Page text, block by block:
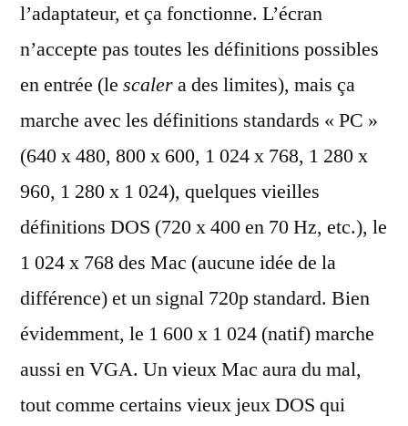
l’adaptateur, et ça fonctionne. L’écran
n’accepte pas toutes les définitions possibles
en entrée (le scalera des limites), mais ça
marche avec les définitions standards « PC »
(640 x 480, 800 x 600, 1 024 x 768, 1 280 x
960, 1 280 x 1 024), quelques vieilles
définitions DOS (720 x 400 en 70 Hz, etc.), le
1 024 x 768 des Mac (aucune idée de la
différence) et un signal 720p standard. Bien
évidemment, le 1 600 x 1 024 (natif) marche
aussi en VGA. Un vieux Mac aura du mal,
tout comme certains vieux jeux DOS qui